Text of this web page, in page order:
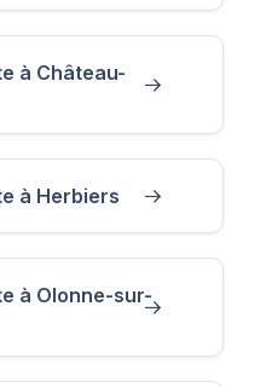
à Château-
à Herbiers
à Olonne-sur-